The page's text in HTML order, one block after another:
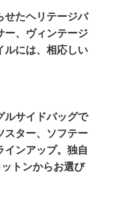
せたヘリテージバ
ー、ヴィンテージ
ルには、相応しい
ルサイドバッグで
スター、ソフテー
インアップ。独自
トンからお選び